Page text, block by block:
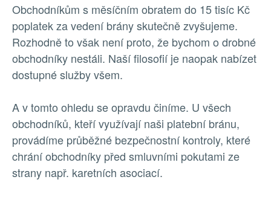
Obchodníkům s měsíčním obratem do 15 tisíc Kč
poplatek za vedení brány skutečně zvyšujeme.
Rozhodně to však není proto, že bychom o drobné
obchodníky nestáli. Naší filosofií je naopak nabízet
dostupné služby všem.
A v tomto ohledu se opravdu činíme. U všech
obchodníků, kteří využívají naši platební bránu,
provádíme průběžné bezpečnostní kontroly, které
chrání obchodníky před smluvními pokutami ze
strany např. karetních asociací.